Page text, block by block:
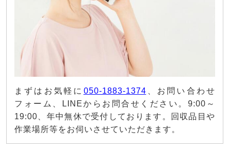
まずはお気軽に 050-1883-1374 、お問い合わせ
フォーム、LINEからお問合せください。9:00～
19:00、年中無休で受付しております。回収品目や
作業場所等をお伺いさせていただきます。